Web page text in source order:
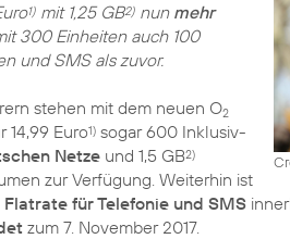
1) mit 1,25 GB2) nun mehr
300 Einheiten auch 100
und SMS als zuvor.
stehen mit dem neuen O2
14,99 Euro1) sogar 600 Inklusiv-
Netze und 1,5 GB2)
zur Verfügung. Weiterhin ist
Flatrate für Telefonie und SMS
zum 7. November 2017.